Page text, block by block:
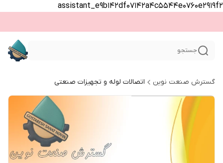
assistant_e9b142df07142a4c5544e0760e2919f2
جستجو
گسترش صنعت نوین اتصالات لوله و تجهیزات صنعتی